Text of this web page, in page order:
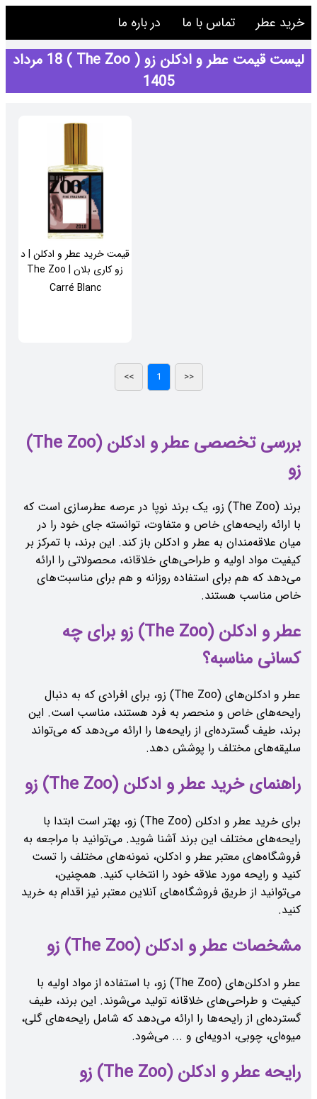
خرید عطر تماس با ما در باره ما
لیست قیمت عطر و ادکلن زو ( The Zoo ) 18 مرداد
1405
قیمت خرید عطر و ادکلن | د
زو کاری بلان | The Zoo
Carré Blanc
بررسی تخصصی عطر و ادکلن (The Zoo)
زو
برند (The Zoo) زو، یک برند نوپا در عرصه عطرسازی است که
با ارائه رایحه‌های خاص و متفاوت، توانسته جای خود را در
میان علاقه‌مندان به عطر و ادکلن باز کند. این برند، با تمرکز بر
کیفیت مواد اولیه و طراحی‌های خلاقانه، محصولاتی را ارائه
می‌دهد که هم برای استفاده روزانه و هم برای مناسبت‌های
خاص مناسب هستند.
عطر و ادکلن (The Zoo) زو برای چه
کسانی مناسبه؟
عطر و ادکلن‌های (The Zoo) زو، برای افرادی که به دنبال
رایحه‌های خاص و منحصر به فرد هستند، مناسب است. این
برند، طیف گسترده‌ای از رایحه‌ها را ارائه می‌دهد که می‌تواند
سلیقه‌های مختلف را پوشش دهد.
راهنمای خرید عطر و ادکلن (The Zoo) زو
برای خرید عطر و ادکلن (The Zoo) زو، بهتر است ابتدا با
رایحه‌های مختلف این برند آشنا شوید. می‌توانید با مراجعه به
فروشگاه‌های معتبر عطر و ادکلن، نمونه‌های مختلف را تست
کنید و رایحه مورد علاقه خود را انتخاب کنید. همچنین،
می‌توانید از طریق فروشگاه‌های آنلاین معتبر نیز اقدام به خرید
کنید.
مشخصات عطر و ادکلن (The Zoo) زو
عطر و ادکلن‌های (The Zoo) زو، با استفاده از مواد اولیه با
کیفیت و طراحی‌های خلاقانه تولید می‌شوند. این برند، طیف
گسترده‌ای از رایحه‌ها را ارائه می‌دهد که شامل رایحه‌های گلی،
میوه‌ای، چوبی، ادویه‌ای و ... می‌شود.
رایحه عطر و ادکلن (The Zoo) زو